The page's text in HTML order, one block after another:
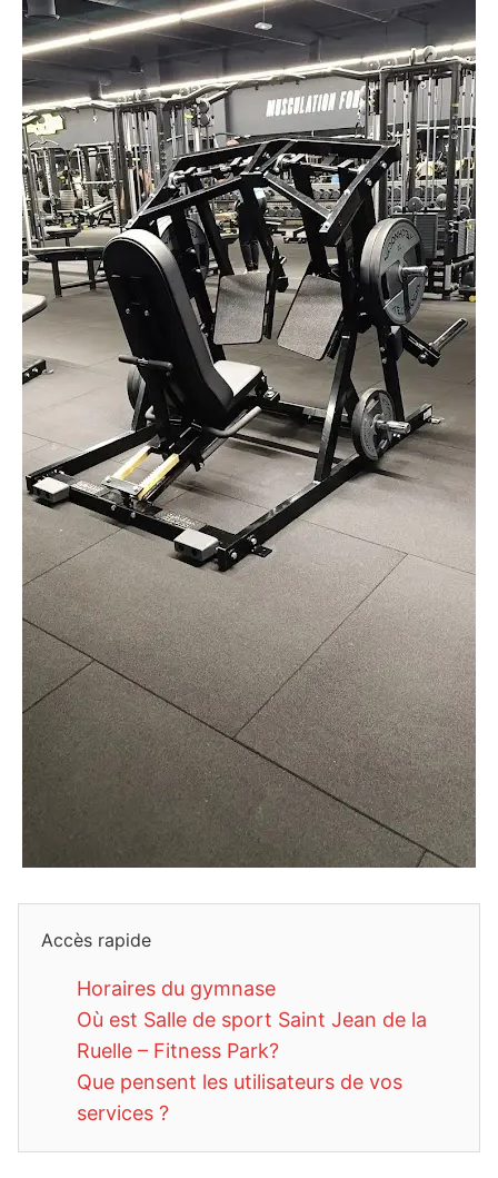
Accès rapide
Horaires du gymnase
Où est Salle de sport Saint Jean de la
Ruelle – Fitness Park?
Que pensent les utilisateurs de vos
services ?